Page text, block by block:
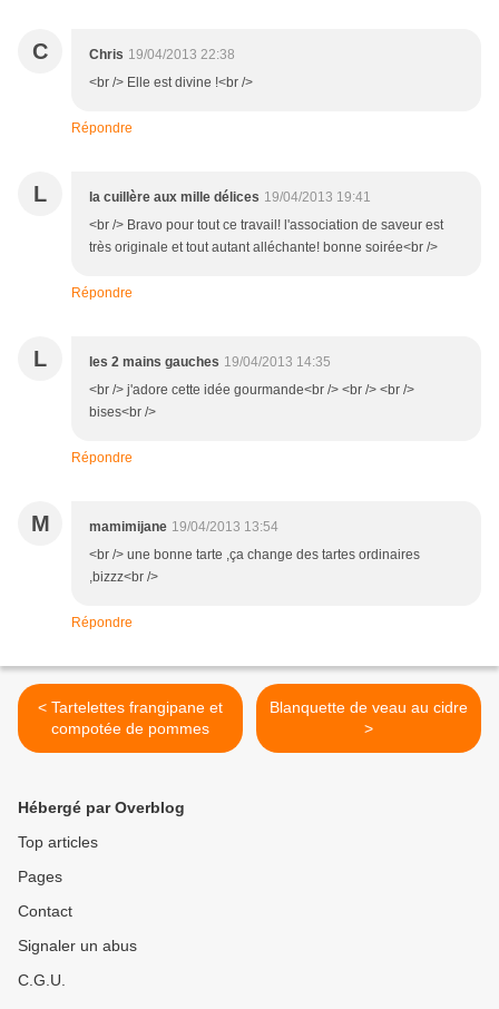
C Chris 19/04/2013 22:38
<br /> Elle est divine !<br />
Répondre
L la cuillère aux mille délices 19/04/2013 19:41
<br /> Bravo pour tout ce travail! l'association de saveur est
très originale et tout autant alléchante! bonne soirée<br />
Répondre
L les 2 mains gauches 19/04/2013 14:35
<br /> j'adore cette idée gourmande<br /> <br /> <br />
bises<br />
Répondre
M mamimijane 19/04/2013 13:54
<br /> une bonne tarte ,ça change des tartes ordinaires
,bizzz<br />
Répondre
< Tartelettes frangipane et
compotée de pommes
Blanquette de veau au cidre
>
Hébergé par Overblog
Top articles
Pages
Contact
Signaler un abus
C.G.U.